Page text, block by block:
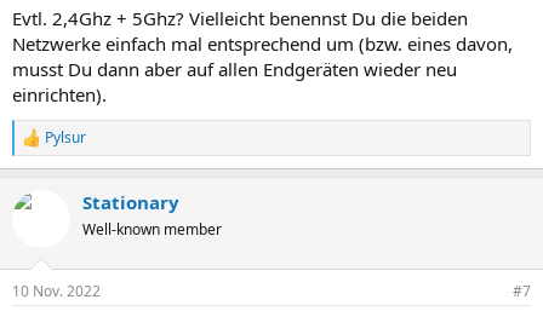
Evtl. 2,4Ghz + 5Ghz? Vielleicht benennst Du die beiden
Netzwerke einfach mal entsprechend um (bzw. eines davon,
musst Du dann aber auf allen Endgeräten wieder neu
einrichten).
R
e
k
e
Pylsur
Stationary
Well-known member
10 Nov. 2022 #7